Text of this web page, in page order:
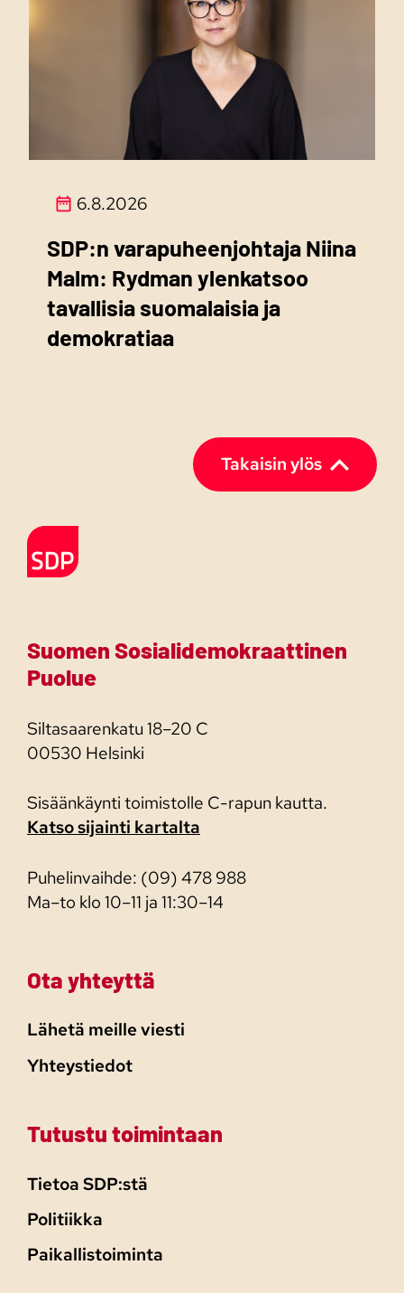
6.8.2026
SDP:n varapuheenjohtaja Niina
Malm: Rydman ylenkatsoo
tavallisia suomalaisia ja
demokratiaa
Takaisin ylös
Etusivulle
Suomen Sosialidemokraattinen
Puolue
Siltasaarenkatu 18–20 C
00530 Helsinki
Sisäänkäynti toimistolle C-rapun kautta.
Katso sijainti kartalta
Puhelinvaihde: (09) 478 988
Ma–to klo 10–11 ja 11:30–14
Ota yhteyttä
Lähetä meille viesti
Yhteystiedot
Tutustu toimintaan
Tietoa SDP:stä
Politiikka
Paikallistoiminta